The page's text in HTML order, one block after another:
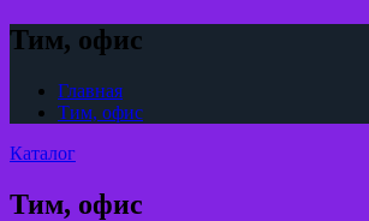
Тим, офис
Главная
Тим, офис
Каталог
Тим, офис